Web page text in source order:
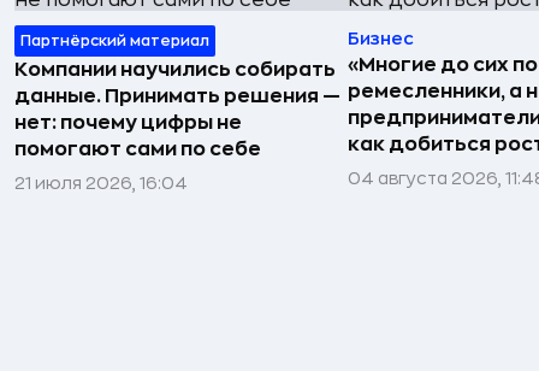
Партнёрский материал
Компании научились собирать
данные. Принимать решения —
нет: почему цифры не
помогают сами по себе
21 июля 2026, 16:04
Бизнес
«Многие до сих
ремесленники, а
как добиться
04 августа 2026,